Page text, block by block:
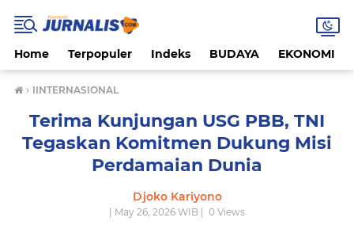
Home Terpopuler Indeks BUDAYA EKONOMI
› IINTERNASIONAL
Terima Kunjungan USG PBB, TNI
Tegaskan Komitmen Dukung Misi
Perdamaian Dunia
Djoko Kariyono
| May 26, 2026 WIB | 0 Views